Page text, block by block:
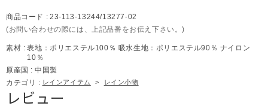
商品コード : 23-113-13244/13277-02
(お問い合わせの際には、上記品番をお伝え下さい。)
素材 : 表地：ポリエステル100％ 吸水生地：ポリエステル90％ ナイロン
10％
原産国 : 中国製
カテゴリ : レインアイテム > レイン小物
レビュー